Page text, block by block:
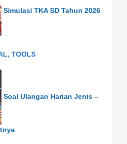
Simulasi TKA SD Tahun 2026
TOOLS
Soal Ulangan Harian Jenis –